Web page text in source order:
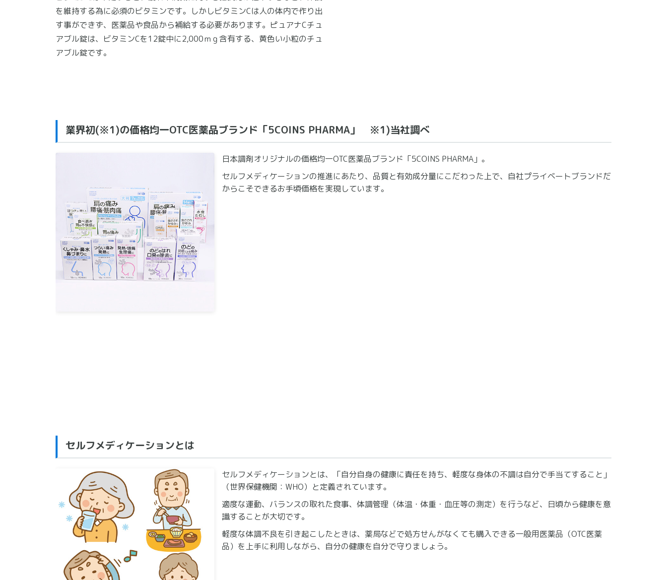
を維持する為に必須のビタミンです。しかしビタミンCは人の体内で作り出
す事ができず、医薬品や食品から補給する必要があります。ピュアナCチュ
アブル錠は、ビタミンCを12錠中に2,000ｍｇ含有する、黄色い小粒のチュ
アブル錠です。
業界初(※1)の価格均一OTC医薬品ブランド「5COINS PHARMA」 ※1)当社調べ
日本調剤オリジナルの価格均一OTC医薬品ブランド「5COINS PHARMA」。
セルフメディケーションの推進にあたり、品質と有効成分量にこだわった上で、自社プライベートブランドだ
からこそできるお手頃価格を実現しています。
セルフメディケーションとは
セルフメディケーションとは、「自分自身の健康に責任を持ち、軽度な身体の不調は自分で手当てすること」
（世界保健機関：WHO）と定義されています。
適度な運動、バランスの取れた食事、体調管理（体温・体重・血圧等の測定）を行うなど、日頃から健康を意
識することが大切です。
軽度な体調不良を引き起こしたときは、薬局などで処方せんがなくても購入できる一般用医薬品（OTC医薬
品）を上手に利用しながら、自分の健康を自分で守りましょう。